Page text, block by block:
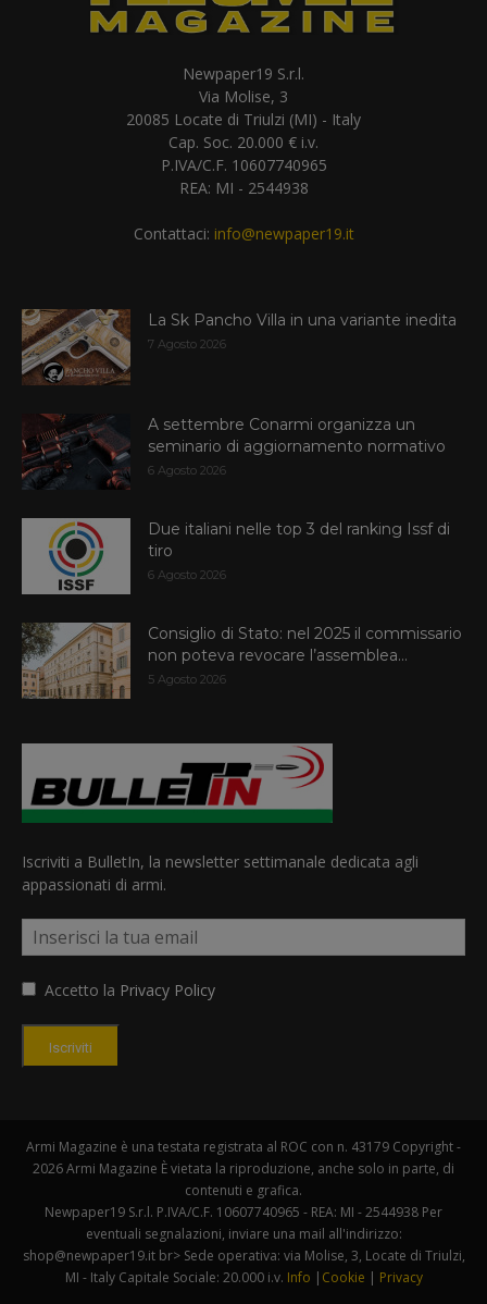
Newpaper19 S.r.l.
Via Molise, 3
20085 Locate di Triulzi (MI) - Italy
Cap. Soc. 20.000 € i.v.
P.IVA/C.F. 10607740965
REA: MI - 2544938
Contattaci: info@newpaper19.it
La Sk Pancho Villa in una variante inedita
7 Agosto 2026
A settembre Conarmi organizza un
seminario di aggiornamento normativo
6 Agosto 2026
Due italiani nelle top 3 del ranking Issf di
tiro
6 Agosto 2026
Consiglio di Stato: nel 2025 il commissario
non poteva revocare l’assemblea...
5 Agosto 2026
Iscriviti a BulletIn, la newsletter settimanale dedicata agli
appassionati di armi.
Accetto la Privacy Policy
Iscriviti
Armi Magazine è una testata registrata al ROC con n. 43179 Copyright -
2026 Armi Magazine È vietata la riproduzione, anche solo in parte, di
contenuti e grafica.
Newpaper19 S.r.l. P.IVA/C.F. 10607740965 - REA: MI - 2544938 Per
eventuali segnalazioni, inviare una mail all'indirizzo:
shop@newpaper19.it br> Sede operativa: via Molise, 3, Locate di Triulzi,
MI - Italy Capitale Sociale: 20.000 i.v. Info | Cookie | Privacy